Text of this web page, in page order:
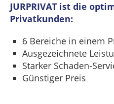
JURPRIVAT ist die
Privatkunden:
6 Bereiche in einem
Ausgezeichnete
Starker Schaden-
Günstiger Preis